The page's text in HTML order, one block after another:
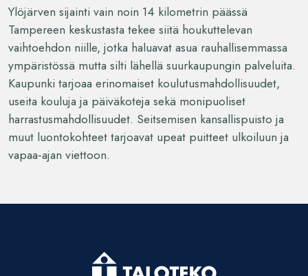
Ylöjärven sijainti vain noin 14 kilometrin päässä
Tampereen keskustasta tekee siitä houkuttelevan
vaihtoehdon niille, jotka haluavat asua rauhallisemmassa
ympäristössä mutta silti lähellä suurkaupungin palveluita.
Kaupunki tarjoaa erinomaiset koulutusmahdollisuudet,
useita kouluja ja päiväkoteja sekä monipuoliset
harrastusmahdollisuudet. Seitsemisen kansallispuisto ja
muut luontokohteet tarjoavat upeat puitteet ulkoiluun ja
vapaa-ajan viettoon.